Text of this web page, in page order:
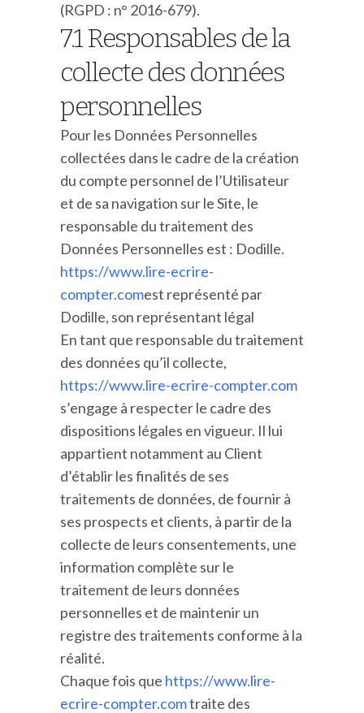
(RGPD : n° 2016-679).
7.1 Responsables de la
collecte des données
personnelles
Pour les Données Personnelles
collectées dans le cadre de la création
du compte personnel de l’Utilisateur
et de sa navigation sur le Site, le
responsable du traitement des
Données Personnelles est : Dodille.
https://www.lire-ecrire-
compter.comest représenté par
Dodille, son représentant légal
En tant que responsable du traitement
des données qu’il collecte,
https://www.lire-ecrire-compter.com
s’engage à respecter le cadre des
dispositions légales en vigueur. Il lui
appartient notamment au Client
d’établir les finalités de ses
traitements de données, de fournir à
ses prospects et clients, à partir de la
collecte de leurs consentements, une
information complète sur le
traitement de leurs données
personnelles et de maintenir un
registre des traitements conforme à la
réalité.
Chaque fois que https://www.lire-
ecrire-compter.comtraite des